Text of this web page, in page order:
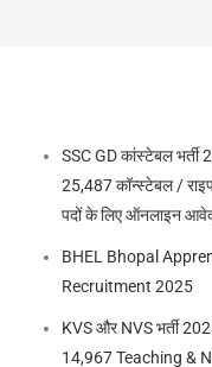
SSC GD कांस्टेबल भर्ती
25,487 कॉन्स्टेबल /
पदों के लिए ऑनलाइन
BHEL Bhopal
Recruitment 2025
KVS और NVS भर्ती
14,967 Teaching &